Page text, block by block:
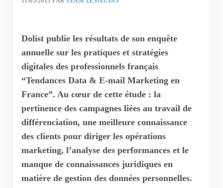
Dolist publie les résultats de son enquête
annuelle sur les pratiques et stratégies
digitales des professionnels français
“Tendances Data & E-mail Marketing en
France”. Au cœur de cette étude : la
pertinence des campagnes liées au travail de
différenciation, une meilleure connaissance
des clients pour diriger les opérations
marketing, l’analyse des performances et le
manque de connaissances juridiques en
matière de gestion des données personnelles.